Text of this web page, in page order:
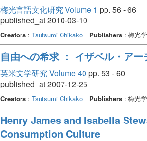
梅光言語文化研究 Volume 1 pp. 56 - 66
published_at 2010-03-10
Creators: Tsutsumi Chikako Publishers: 梅光学
自由への希求 ： イザベル・ア
英米文学研究 Volume 40 pp. 53 - 60
published_at 2007-12-25
Creators: Tsutsumi Chikako Publishers: 梅光
Henry James and Isabella
Consumption Culture